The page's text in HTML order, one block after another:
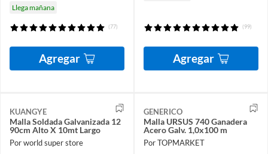
Llega mañana
(77)
Agregar
(99)
Agregar
KUANGYE
Malla Soldada Galvanizada 12
90cm Alto X 10mt Largo
Por world super store
GENERICO
Malla URSUS 740 Ganadera
Acero Galv. 1,0x100 m
Por TOPMARKET